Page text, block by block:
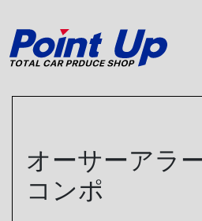
メインナビゲーション
オーサーアラ
コンポ